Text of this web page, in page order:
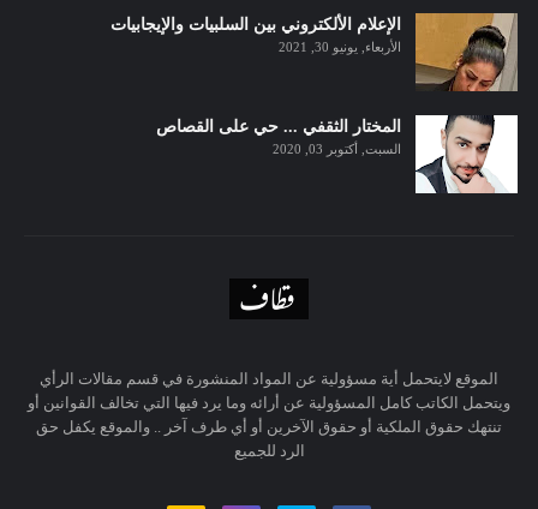
الإعلام الألكتروني بين السلبيات والإيجابيات
الأربعاء, يونيو 30, 2021
المختار الثقفي ... حي على القصاص
السبت, أكتوبر 03, 2020
الموقع لايتحمل أية مسؤولية عن المواد المنشورة في قسم مقالات الرأي
ويتحمل الكاتب كامل المسؤولية عن أرائه وما يرد فيها التي تخالف القوانين أو
تنتهك حقوق الملكية أو حقوق الآخرين أو أي طرف آخر .. والموقع يكفل حق
الرد للجميع